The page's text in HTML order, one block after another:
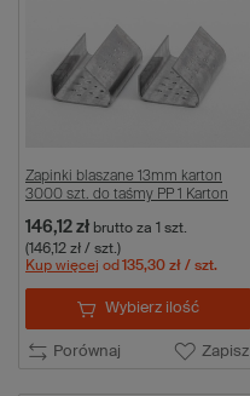
Zapinki blaszane 13mm karton
3000 szt. do taśmy PP 1 Karton
146,12 zł brutto za 1 szt.
(146,12 zł / szt.)
Kup więcej od 135,30 zł / szt.
Porównaj Zapisz
Wybierz ilość